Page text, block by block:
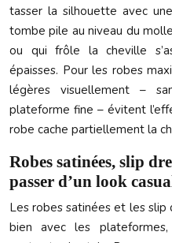
tasser la silhouette avec
tombe pile au niveau du
ou qui frôle la cheville
épaisses. Pour les robes
légères visuellement –
plateforme fine – évitent
robe cache partiellement la
Robes satinées, slip
passer d’un look
Les robes satinées et les slip
bien avec les